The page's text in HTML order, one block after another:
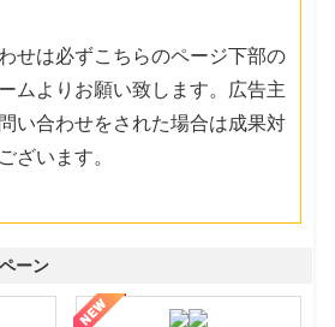
せは必ずこちらのページ下部の
ムよりお願い致します。広告主
い合わせをされた場合は成果対
ざいます。
ーン